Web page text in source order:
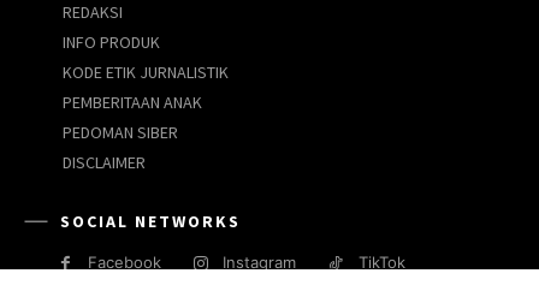
REDAKSI
INFO PRODUK
KODE ETIK JURNALISTIK
PEMBERITAAN ANAK
PEDOMAN SIBER
DISCLAIMER
SOCIAL NETWORKS
Facebook Instagram TikTok